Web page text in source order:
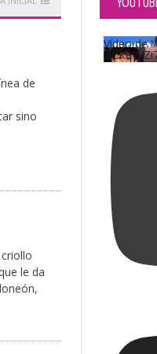
de
sino
le da
Vídeo de